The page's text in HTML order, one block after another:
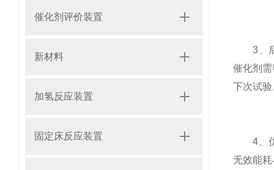
催化剂评价装置
新材料
加氢反应装置
固定床反应装置
3、后
催化剂
下次试验
4、优
无效能